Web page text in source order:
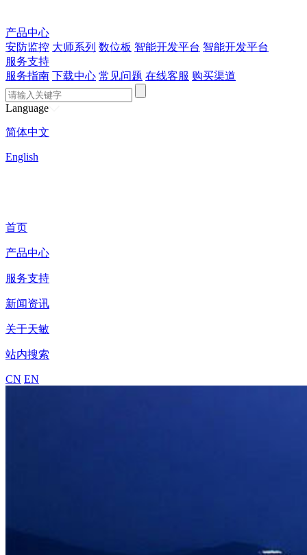
产品中心
安防监控 大师系列 数位板 智能开发平台 智能开发平台
服务支持
服务指南 下载中心 常见问题 在线客服 购买渠道
Language
简体中文
English
首页
产品中心
服务支持
新闻资讯
关于天敏
站内搜索
CN EN